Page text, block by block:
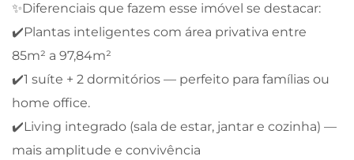
✨Diferenciais que fazem esse imóvel se destacar:
✔️Plantas inteligentes com área privativa entre
85m² a 97,84m²
✔️1 suíte + 2 dormitórios — perfeito para famílias ou
home office.
✔️Living integrado (sala de estar, jantar e cozinha) —
mais amplitude e convivência